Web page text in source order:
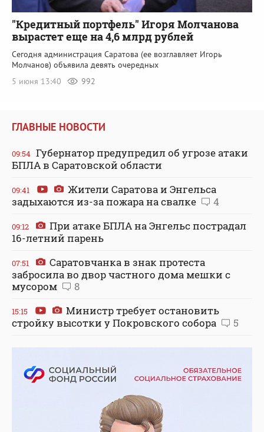
"Кредитный портфель" Игоря Молчанова
вырастет еще на 4,6 млрд рублей
Сегодня администрация Саратова (ее возглавляет Игорь
Молчанов) объявила девять очередных
5 июня 13:40
992
ГЛАВНЫЕ НОВОСТИ
09:54 Губернатор предупредил об угрозе атаки
БПЛА в Саратовской области
09:41
Жители Саратова и Энгельса
задыхаются из-за пожара на свалке
4
09:12
При атаке БПЛА на Энгельс пострадал
16-летний парень
07:51
Саратовчанка в знак протеста
забросила во двор частного дома мешки с
мусором
8
15:15
Министр требует остановить
стройку высотки у Покровского собора
5